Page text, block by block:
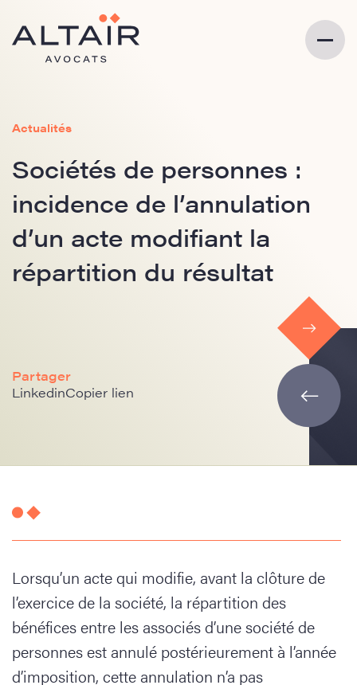
Actualités
Sociétés de personnes :
incidence de l’annulation
d’un acte modifiant la
répartition du résultat
Partager
LinkedinCopier lien
Lorsqu’un acte qui modifie, avant la clôture de
l’exercice de la société, la répartition des
bénéfices entre les associés d’une société de
personnes est annulé postérieurement à l’année
d’imposition, cette annulation n’a pas